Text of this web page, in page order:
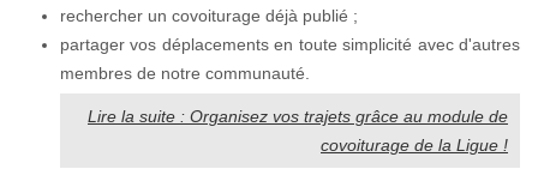
rechercher un covoiturage déjà publié ;
partager vos déplacements en toute simplicité avec d'autres
membres de notre communauté.
Lire la suite : Organisez vos trajets grâce au module de
covoiturage de la Ligue !